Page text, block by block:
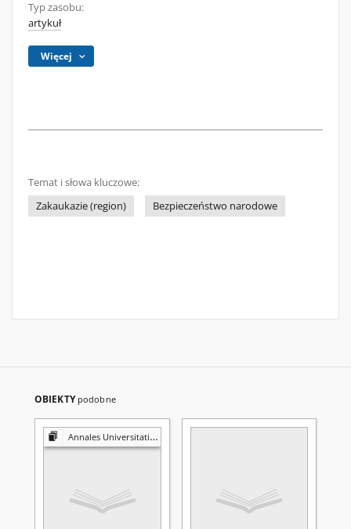
Typ zasobu:
artykuł
Więcej
Temat i słowa kluczowe:
Zakaukazie (region)
Bezpieczeństwo narodowe
OBIEKTY podobne
Annales Universitatis Mariae Curie-Skłodowska. Sectio K, Politologia